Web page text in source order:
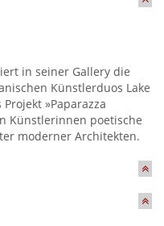
in seiner Gallery die
Künstlerduos Lake
»Paparazza
Künstlerinnen poetische
moderner Architekten.